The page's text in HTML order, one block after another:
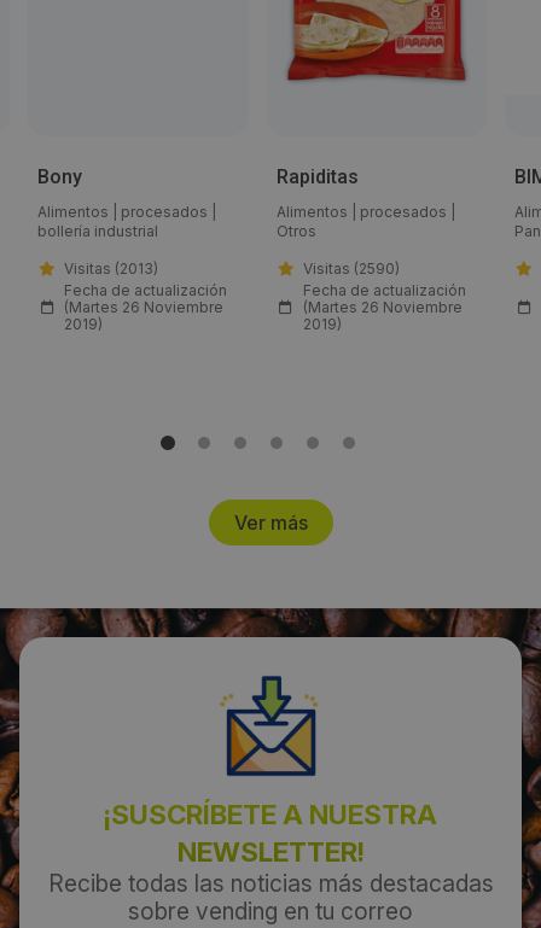
http://www.bimbo.es/
Visitas a producto:
2060
Bony
Alimentos procesados
bollería industrial
Visitas (2013)
Fecha de actualización
(Martes 26 Noviembre
2019)
Rapiditas
Alimentos procesados
Otros
Visitas (2590)
Fecha de actualización
(Martes 26 Noviembre
2019)
Ver más
¡SUSCRÍBETE A NUESTRA
NEWSLETTER!
Recibe todas las noticias más destacadas
sobre vending en tu correo